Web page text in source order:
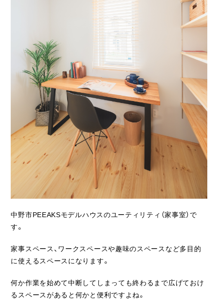
お知らせ
ブログ
会社概要
スタッフ紹介
採用情報
中野市PEEAKSモデルハウスのユーティリティ（家事室）で
す。
家事スペース、ワークスペースや趣味のスペースなど多目的
に使えるスペースになります。
何か作業を始めて中断してしまっても終わるまで広げておけ
るスペースがあると何かと便利ですよね。